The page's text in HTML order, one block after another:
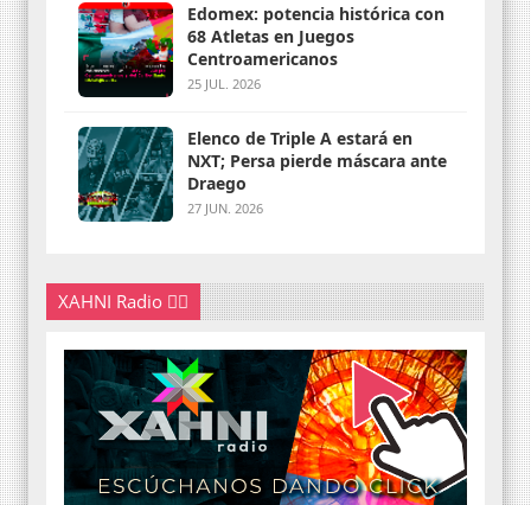
Edomex: potencia histórica con
68 Atletas en Juegos
Centroamericanos
25 JUL. 2026
Elenco de Triple A estará en
NXT; Persa pierde máscara ante
Draego
27 JUN. 2026
XAHNI Radio 👇🏽